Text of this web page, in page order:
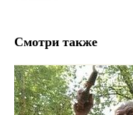
Смотри также